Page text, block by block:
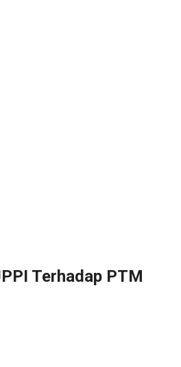
Terhadap PTM